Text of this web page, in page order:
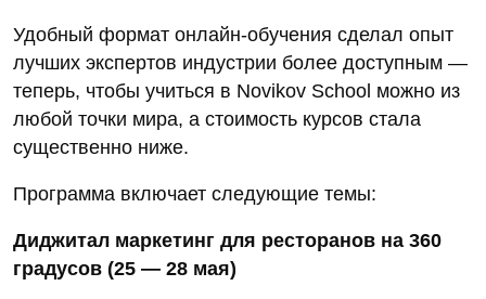
Удобный формат онлайн-обучения сделал опыт
лучших экспертов индустрии более доступным —
теперь, чтобы учиться в Novikov School можно из
любой точки мира, а стоимость курсов стала
существенно ниже.
Программа включает следующие темы:
Диджитал маркетинг для ресторанов на 360
градусов (25 — 28 мая)